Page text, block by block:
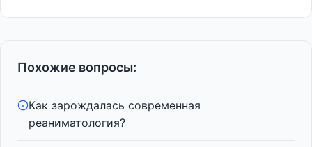
Похожие вопросы:
Как зарождалась современная
реаниматология?